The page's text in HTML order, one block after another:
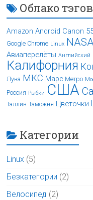
Облако тэгов
Amazon Android Canon
Google Chrome Linux NASA
Авиаперелёты Английский
Калифорния
Луна МКС Марс Метро
Россия Рыбки США
Таллин Таможня Цветочки
Категории
Linux (5)
Безкатегории (2)
Велосипед (2)